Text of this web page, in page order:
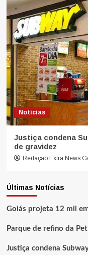
Notícias
Justiça condena
de gravidez
Redação Extra News
Últimas Notícias
Goiás projeta 12 mil
Parque de refino da
Justiça condena